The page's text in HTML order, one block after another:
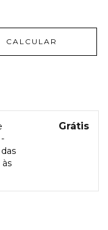
CALCULAR
às
Grátis